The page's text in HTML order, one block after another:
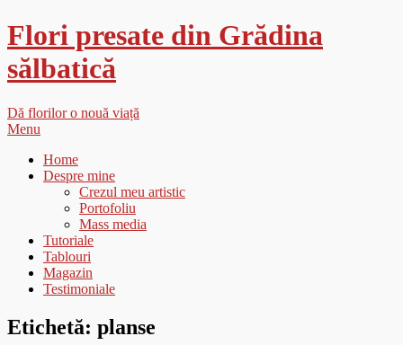
Flori presate din Grădina
sălbatică
Dă florilor o nouă viață
Menu
Home
Despre mine
Crezul meu artistic
Portofoliu
Mass media
Tutoriale
Tablouri
Magazin
Testimoniale
Etichetă: planse